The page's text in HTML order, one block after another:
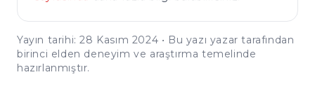
Yayın tarihi: 28 Kasım 2024 • Bu yazı yazar tarafından
birinci elden deneyim ve araştırma temelinde
hazırlanmıştır.